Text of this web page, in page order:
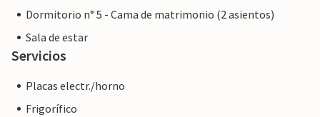
Dormitorio n° 5 - Cama de matrimonio (2 asientos)
Sala de estar
Servicios
Placas electr./horno
Frigorífico